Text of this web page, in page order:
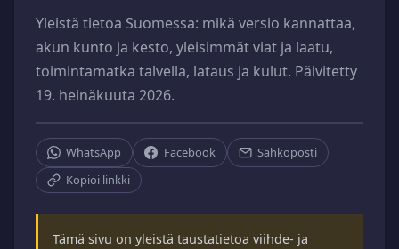
Yleistä tietoa Suomessa: mikä versio kannattaa,
akun kunto ja kesto, yleisimmät viat ja laatu,
toimintamatka talvella, lataus ja kulut. Päivitetty
19. heinäkuuta 2026.
WhatsApp Facebook
Sähköposti
Kopioi linkki
Tämä sivu on yleistä taustatietoa viihde- ja